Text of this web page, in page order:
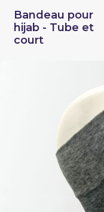
Bandeau pour
hijab - Tube et
court